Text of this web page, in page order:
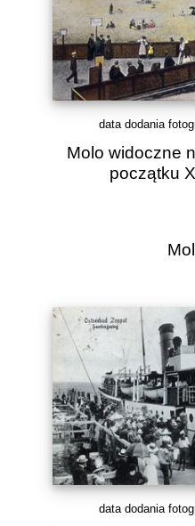
data dodania
Molo widoczne
początku
data dodania